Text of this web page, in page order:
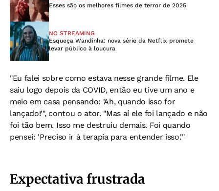
Esses são os melhores filmes de terror de 2025
NO STREAMING
Esqueça Wandinha: nova série da Netflix promete
levar público à loucura
"Eu falei sobre como estava nesse grande filme. Ele
saiu logo depois da COVID, então eu tive um ano e
meio em casa pensando: 'Ah, quando isso for
lançado!'", contou o ator. "Mas aí ele foi lançado e não
foi tão bem. Isso me destruiu demais. Foi quando
pensei: 'Preciso ir à terapia para entender isso.'"
Expectativa frustrada